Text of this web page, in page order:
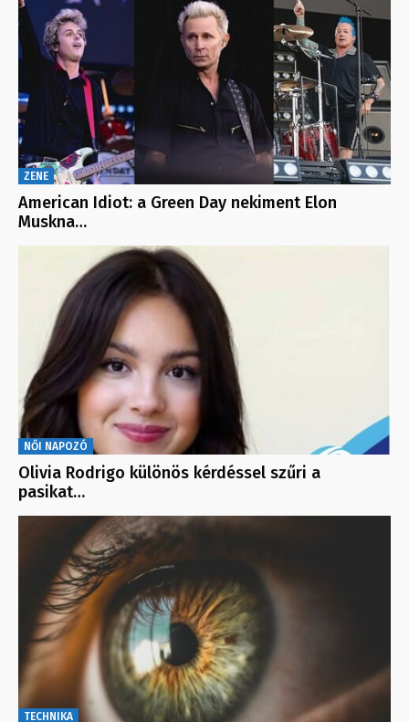
ZENE
American Idiot: a Green Day nekiment Elon
Muskna…
NŐI NAPOZÓ
Olivia Rodrigo különös kérdéssel szűri a
pasikat…
TECHNIKA